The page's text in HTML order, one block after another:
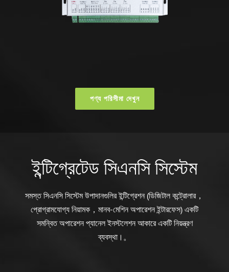
পণ্য পরিসীমা দেখুন
ইন্টিগ্রেটেড সিএনসি সিস্টেম
সমস্ত সিএনসি সিস্টেম উপাদানগুলির ইন্টিগ্রেশন (ডিজিটাল কন্ট্রোলার，
প্রোগ্রামযোগ্য নিয়ামক，মানব-মেশিন অপারেশন ইন্টারফেস) একটি
সমন্বিত অপারেশন প্যানেল ইনস্টলেশন আকারে একটি নিয়ন্ত্রণ
ব্যবস্থা।。